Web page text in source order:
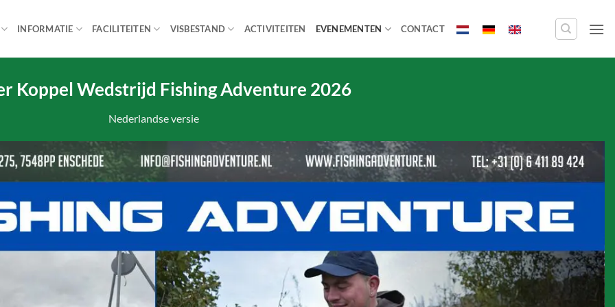
INFORMATIE FACILITEITEN VISBESTAND ACTIVITEITEN EVENEMENTEN CONTACT
Koppel Wedstrijd Fishing Adventure 2026
Nederlandse versie